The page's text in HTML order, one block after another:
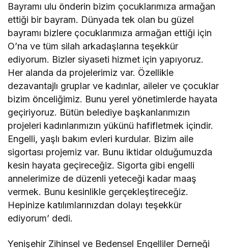
Bayramı ulu önderin bizim çocuklarımıza armağan
ettiği bir bayram. Dünyada tek olan bu güzel
bayramı bizlere çocuklarımıza armağan ettiği için
O’na ve tüm silah arkadaşlarına teşekkür
ediyorum. Bizler siyaseti hizmet için yapıyoruz.
Her alanda da projelerimiz var. Özellikle
dezavantajlı gruplar ve kadınlar, aileler ve çocuklar
bizim önceliğimiz. Bunu yerel yönetimlerde hayata
geçiriyoruz. Bütün belediye başkanlarımızın
projeleri kadınlarımızın yükünü hafifletmek içindir.
Engelli, yaşlı bakım evleri kurdular. Bizim aile
sigortası projemiz var. Bunu iktidar olduğumuzda
kesin hayata geçireceğiz. Sigorta gibi engelli
annelerimize de düzenli yeteceği kadar maaş
vermek. Bunu kesinlikle gerçekleştireceğiz.
Hepinize katılımlarınızdan dolayı teşekkür
ediyorum’ dedi.
Yenişehir Zihinsel ve Bedensel Engelliler Derneği